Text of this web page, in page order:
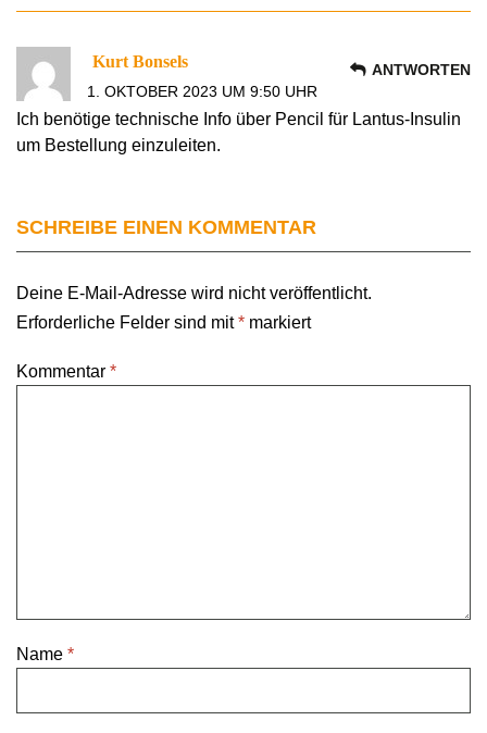
Kurt Bonsels
1. OKTOBER 2023 UM 9:50 UHR
Ich benötige technische Info über Pencil für Lantus-Insulin
um Bestellung einzuleiten.
ANTWORTEN
SCHREIBE EINEN KOMMENTAR
Deine E-Mail-Adresse wird nicht veröffentlicht.
Erforderliche Felder sind mit* markiert
Kommentar *
Name *